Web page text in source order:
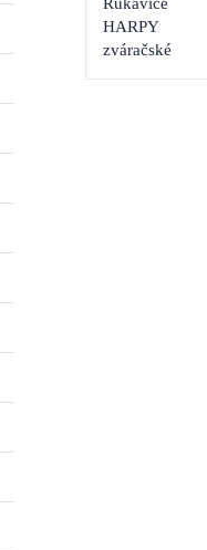
Rukavice
HARPY
zváračské